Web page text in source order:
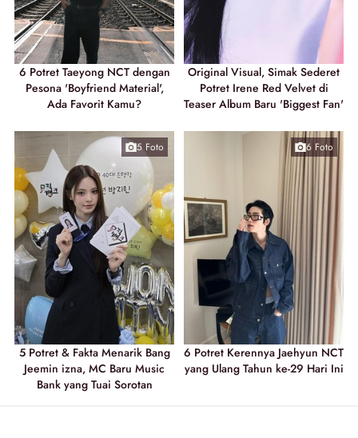
6 Potret Taeyong NCT dengan
Pesona 'Boyfriend Material',
Ada Favorit Kamu?
Original Visual, Simak Sederet
Potret Irene Red Velvet di
Teaser Album Baru 'Biggest Fan'
5 Foto
5 Potret & Fakta Menarik Bang
Jeemin izna, MC Baru Music
Bank yang Tuai Sorotan
6 Foto
6 Potret Kerennya Jaehyun NCT
yang Ulang Tahun ke-29 Hari Ini